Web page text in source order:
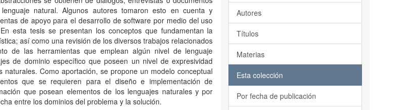
natural. Algunos autores tomaron esto en cuenta y
de apoyo para el desarrollo de software por medio del uso
esta tesis se presentan los conceptos que fundamentan la
así como una revisión de los diversos trabajos relacionados
de las herramientas que emplean algún nivel de lenguaje
de dominio específico que poseen un nivel de expresividad
naturales. Como aportación, se propone un modelo conceptual
que se requieren para el diseño e implementación de
que posean elementos de los lenguajes naturales y por
entre los dominios del problema y la solución.
Autores
Títulos
Materias
Esta colección
Por fecha de publicación